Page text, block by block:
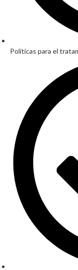
Políticas para el